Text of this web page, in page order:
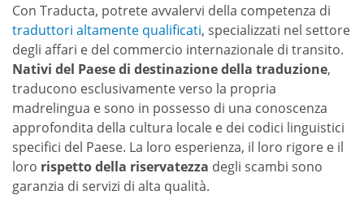
Con Traducta, potrete avvalervi della competenza di
traduttori altamente qualificati, specializzati nel settore
degli affari e del commercio internazionale di transito.
Nativi del Paese di destinazione della traduzione,
traducono esclusivamente verso la propria
madrelingua e sono in possesso di una conoscenza
approfondita della cultura locale e dei codici linguistici
specifici del Paese. La loro esperienza, il loro rigore e il
loro rispetto della riservatezza degli scambi sono
garanzia di servizi di alta qualità.